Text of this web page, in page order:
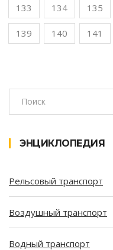
133 134 135
139 140 141
ЭНЦИКЛОПЕДИЯ
Рельсовый транспорт
Воздушный транспорт
Водный транспорт